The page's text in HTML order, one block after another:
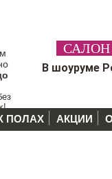
В шоуруме
ПОЛАХ АКЦИИ